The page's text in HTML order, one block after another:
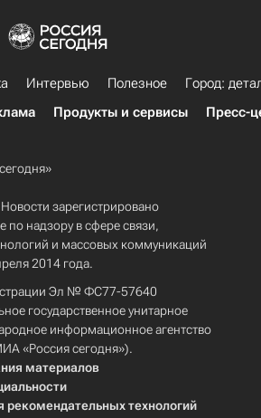
Интервью Полезное
Город:
Продукты и сервисы Пресс-
зарегистрировано
по надзору в сфере связи,
и массовых коммуникаций
2014 года.
Эл № ФС77-57640
государственное унитарное
информационное агентство
«Россия сегодня»).
материалов
рекомендательных технологий